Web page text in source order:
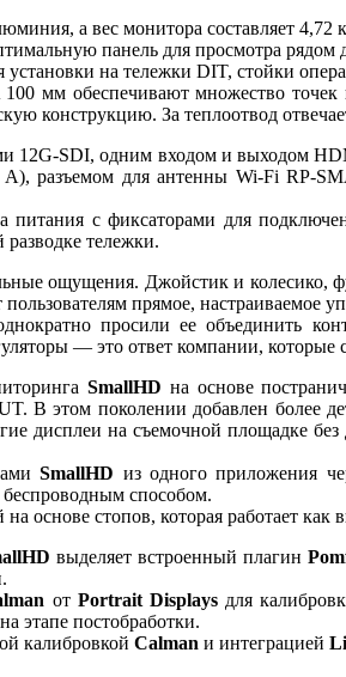
а вес монитора составляет 4,72
панель для просмотра рядом
установки на тележки DIT, стойки
мм обеспечивают множество
конструкцию. За теплоотвод
12G-SDI, одним входом и выходом
для антенны Wi-Fi RP-
питания с фиксаторами для
тележки.
ощущения. Джойстик и
прямое, настраиваемое
просили ее объединить
— это ответ компании, которые
SmallHD на основе
В этом поколении добавлен более
дисплеи на съемочной площадке
SmallHD из одного приложения
способом.
основе стопов, которая работает
выделяет встроенный плагин
от Portrait Displaysдля
этапе постобработки.
калибровкой Calman и интеграцией